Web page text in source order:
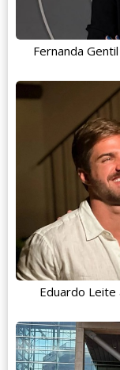
Fernanda
Eduardo Leite